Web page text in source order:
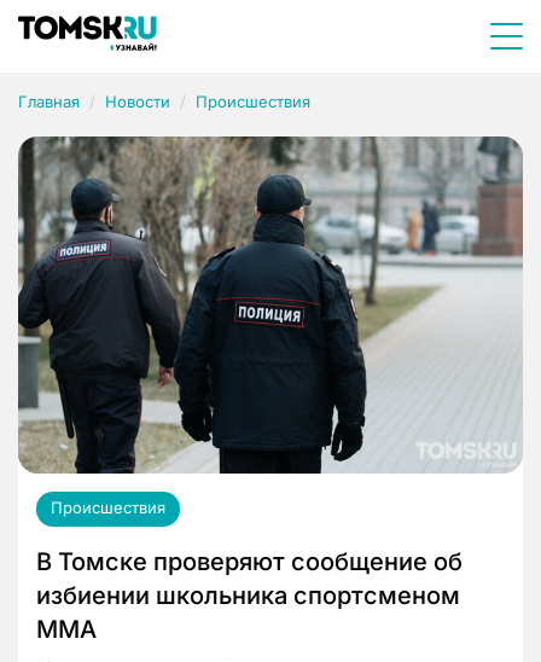
Главная Новости Происшествия
Происшествия
В Томске проверяют сообщение об
избиении школьника спортсменом
ММА